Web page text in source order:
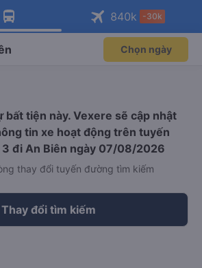
app Vexere ngay!
ưu đãi thành viên độc
Mở app
app Vexere
ghế khi đặt vé máy bay qua
Mở app
840k -30k
Chọn ngày
bất tiện này. Vexere sẽ cập nhật
tin xe hoạt động trên tuyến
đi An Biên ngày 07/08/2026
thay đổi tuyến đường tìm kiếm
Thay đổi tìm kiếm